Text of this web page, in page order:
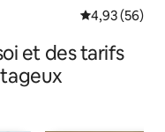
Évaluation
4,93 (56)
et des tarifs